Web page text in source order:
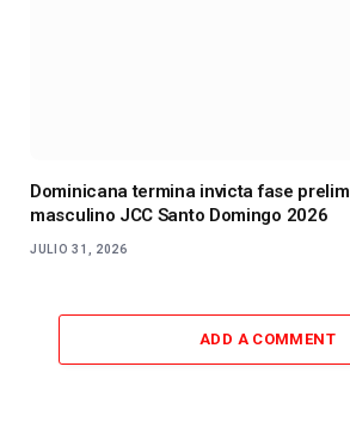
Dominicana termina invicta fase
masculino JCC Santo Domingo 2026
JULIO 31, 2026
ADD A COMMENT